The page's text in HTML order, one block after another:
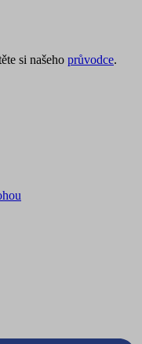
si našeho průvodce.